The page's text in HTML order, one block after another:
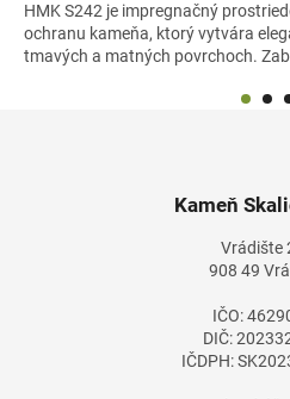
HMK S242 je impregnačný
ochranu kameňa, ktorý vytvára
tmavých a matných povrchoch.
Kameň
Vrádište
908 49
IČO:
DIČ:
IČDPH: